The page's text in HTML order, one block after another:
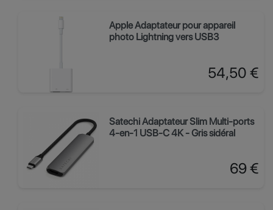
Apple Adaptateur pour appareil
photo Lightning vers USB3
Prix
54,50 €
Satechi Adaptateur Slim Multi-ports
4-en-1 USB-C 4K - Gris sidéral
Prix
69 €